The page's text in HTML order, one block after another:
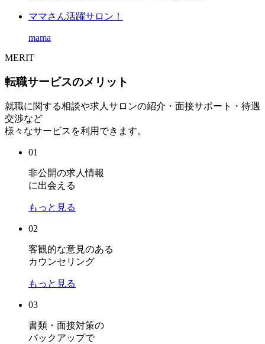
ママさん活躍サロン！
mama
MERIT
転職サービスのメリット
就職に関する相談や求人サロンの紹介・面接サポート・待遇
交渉など
様々なサービスを利用できます。
01
非公開の求人情報
に出会える
もっと見る
02
客観的な意見のある
カウンセリング
もっと見る
03
書類・面接対策の
バックアップで